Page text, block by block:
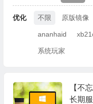
优化 不限 原版镜像
ananhaid
系统玩家
【不
长期